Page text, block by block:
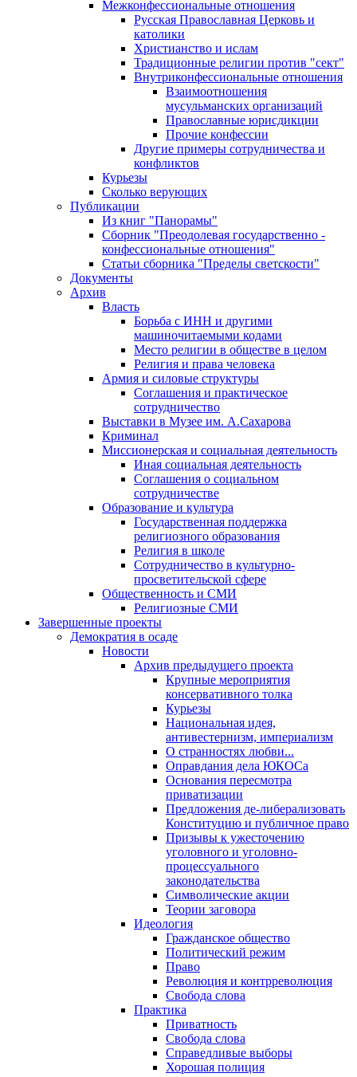
Межконфессиональные отношения
Русская Православная Церковь и
католики
Христианство и ислам
Традиционные религии против "сект"
Внутриконфессиональные отношения
Взаимоотношения
мусульманских организаций
Православные юрисдикции
Прочие конфессии
Другие примеры сотрудничества и
конфликтов
Курьезы
Сколько верующих
Публикации
Из книг "Панорамы"
Сборник "Преодолевая государственно -
конфессиональные отношения"
Статьи сборника "Пределы светскости"
Документы
Архив
Власть
Борьба с ИНН и другими
машиночитаемыми кодами
Место религии в обществе в целом
Религия и права человека
Армия и силовые структуры
Соглашения и практическое
сотрудничество
Выставки в Музее им. А.Сахарова
Криминал
Миссионерская и социальная деятельность
Иная социальная деятельность
Соглашения о социальном
сотрудничестве
Образование и культура
Государственная поддержка
религиозного образования
Религия в школе
Сотрудничество в культурно-
просветительской сфере
Общественность и СМИ
Религиозные СМИ
Завершенные проекты
Демократия в осаде
Новости
Архив предыдущего проекта
Крупные мероприятия
консервативного толка
Курьезы
Национальная идея,
антивестернизм, империализм
О странностях любви...
Оправдания дела ЮКОСа
Основания пересмотра
приватизации
Предложения де-либерализовать
Конституцию и публичное право
Призывы к ужесточению
уголовного и уголовно-
процессуального
законодательства
Символические акции
Теории заговора
Идеология
Гражданское общество
Политический режим
Право
Революция и контрреволюция
Свобода слова
Практика
Приватность
Свобода слова
Справедливые выборы
Хорошая полиция